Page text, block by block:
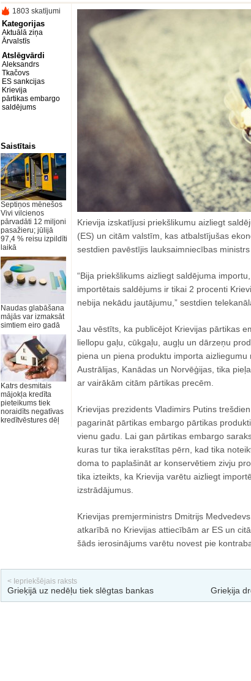
1803 skatījumi
Kategorijas
Aktuālā ziņa
Ārvalstīs
Atslēgvārdi
Aleksandrs
Tkačovs
ES sankcijas
Krievija
pārtikas embargo
saldējums
Saistītais
Septiņos mēnešos
Vivi vilcienos
pārvadāti 12 miljoni
pasažieru; jūlijā
97,4 % reisu izpildīti
laikā
Naudas glabāšana
mājās var izmaksāt
simtiem eiro gadā
Katrs desmitais
mājokļa kredīta
pieteikums tiek
noraidīts negatīvas
kredītvēstures dēļ
Krievija izskatījusi priekšlikumu aizliegt
(ES) un citām valstīm, kas atbalstījušas
sestdien pavēstījis lauksaimniecības ministrs
“Bija priekšlikums aizliegt saldējuma
importētais saldējums ir tikai 2 procenti
nebija nekādu jautājumu,” sestdien
Jau vēstīts, ka publicējot Krievijas pārtikas
liellopu gaļu, cūkgaļu, augļu un dārzeņu
piena un piena produktu importa aizliegumu
Austrālijas, Kanādas un Norvēģijas, tika
ar vairākām citām pārtikas precēm.
Krievijas prezidents Vladimirs Putins
pagarināt pārtikas embargo pārtikas
vienu gadu. Lai gan pārtikas embargo
kuras tur tika ierakstītas pērn, kad tika
doma to paplašināt ar konservētiem zivju
tika izteikts, ka Krievija varētu aizliegt
izstrādājumus.
Krievijas premjerministrs Dmitrijs
atkarībā no Krievijas attiecībām ar ES un
šāds ierosinājums varētu novest pie
< Iepriekšējais raksts
Grieķijā uz nedēļu tiek slēgtas bankas Grieķija